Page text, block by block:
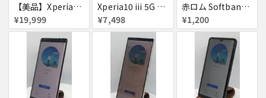
【美品】Xperia5 iv 128GB 赤ロム
¥19,999
Xperia10 iii 5G 128GB 赤ロム
¥7,498
赤ロム Softbank 502SO Xperia X Performance ソフトバンク エクスペリア
¥1,200